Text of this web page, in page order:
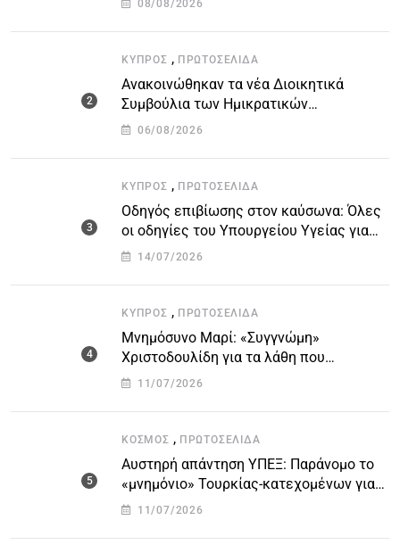
08/08/2026
ΚΎΠΡΟΣ , ΠΡΩΤΟΣΈΛΙΔΑ
Ανακοινώθηκαν τα νέα Διοικητικά
Συμβούλια των Ημικρατικών
Οργανισμών – Όλη η λίστα με τα
06/08/2026
ΚΎΠΡΟΣ , ΠΡΩΤΟΣΈΛΙΔΑ
Οδηγός επιβίωσης στον καύσωνα: Όλες
οι οδηγίες του Υπουργείου Υγείας για
τις υψηλές θερμοκρασίες
14/07/2026
ΚΎΠΡΟΣ , ΠΡΩΤΟΣΈΛΙΔΑ
Μνημόσυνο Μαρί: «Συγγνώμη»
Χριστοδουλίδη για τα λάθη που
οδήγησαν στην τραγωδία
11/07/2026
ΚΌΣΜΟΣ , ΠΡΩΤΟΣΈΛΙΔΑ
Αυστηρή απάντηση ΥΠΕΞ: Παράνομο το
«μνημόνιο» Τουρκίας-κατεχομένων για
τον υποθαλάσσιο αγωγό
11/07/2026